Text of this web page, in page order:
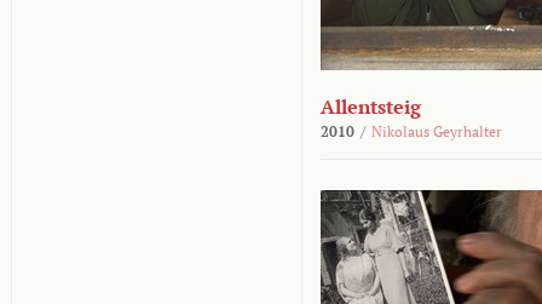
Allentsteig
2010 / Nikolaus Geyrhalter